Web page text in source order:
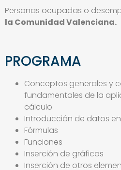
Personas ocupadas o
la Comunidad Valenciana.
PROGRAMA
Conceptos generales y
fundamentales de la
cálculo
Introducción de datos
Fórmulas
Funciones
Inserción de gráficos
Inserción de otros